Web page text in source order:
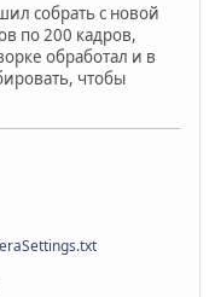
собрать с новой
по 200 кадров,
обработал и в
чтобы